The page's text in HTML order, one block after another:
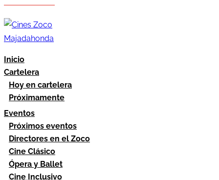
Inicio
Cartelera
Hoy en cartelera
Próximamente
Eventos
Próximos eventos
Directores en el Zoco
Cine Clásico
Ópera y Ballet
Cine Inclusivo